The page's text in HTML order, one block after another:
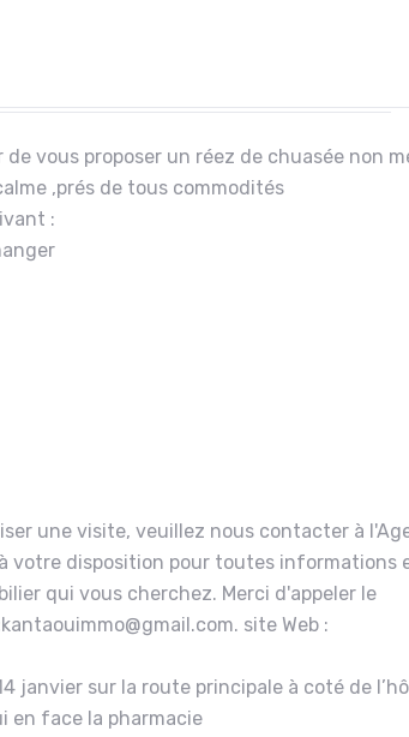
vous proposer un réez de chuasée non
,prés de tous commodités
:
une visite, veuillez nous contacter à
votre disposition pour toutes informations
qui vous cherchez. Merci d'appeler le
site Web :
janvier sur la route principale à coté de
en face la pharmacie